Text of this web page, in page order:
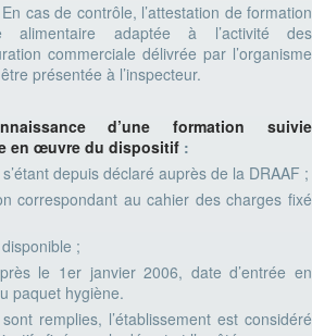
cas de contrôle, l’attestation de formation
alimentaire adaptée à l’activité des
commerciale délivrée par l’organisme
présentée à l’inspecteur.
d’une formation suivie
en œuvre du dispositif :
depuis déclaré auprès de la DRAAF ;
correspondant au cahier des charges fixé
;
le 1er janvier 2006, date d’entrée en
paquet hygiène.
remplies, l’établissement est considéré